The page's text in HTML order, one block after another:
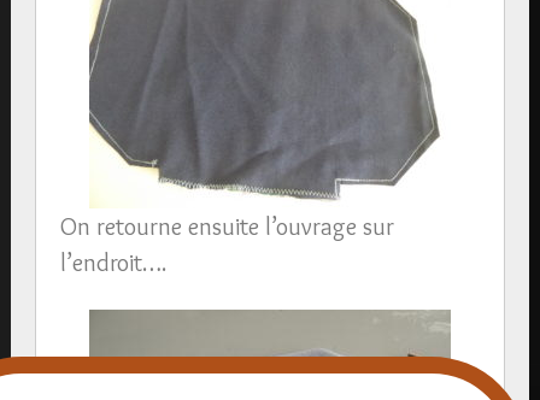
On retourne ensuite l’ouvrage sur
l’endroit….